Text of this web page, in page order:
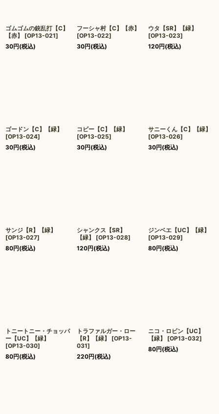
ゴムゴムの銃乱打【C】
【赤】
[OP13-021]
30円(税込)
フーシャ村【C】【赤】
[OP13-022]
30円(税込)
ウタ【SR】【緑】
[OP13-023]
120円(税込)
ゴードン【C】【緑】
[OP13-024]
30円(税込)
コビー【C】【緑】
[OP13-025]
30円(税込)
サニーくん【C】【緑】
[OP13-026]
30円(税込)
サンジ【R】【緑】
[OP13-027]
80円(税込)
シャンクス【SR】
【緑】
[OP13-028]
120円(税込)
ジンベエ【UC】【緑】
[OP13-029]
80円(税込)
トニートニー・チョッパ
ー【UC】【緑】
[OP13-030]
80円(税込)
トラファルガー・ロー
【R】【緑】
[OP13-
031]
220円(税込)
ニコ・ロビン【UC】
【緑】
[OP13-032]
80円(税込)